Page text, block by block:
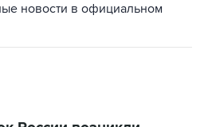
Хорватию на ЧЕ